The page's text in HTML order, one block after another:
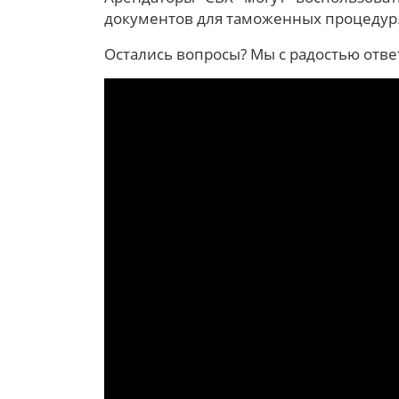
документов для таможенных
Остались вопросы? Мы с радостью